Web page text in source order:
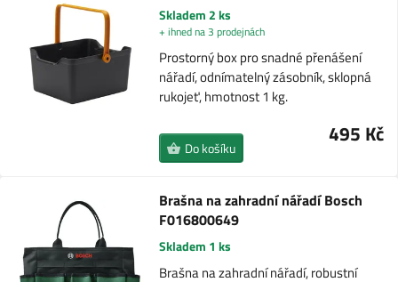
Skladem 2 ks
+ ihned na 3 prodejnách
Prostorný box pro snadné přenášení
nářadí, odnímatelný zásobník, sklopná
rukojeť, hmotnost 1 kg.
495 Kč
Do košíku
Brašna na zahradní nářadí Bosch
F016800649
Skladem 1 ks
Brašna na zahradní nářadí, robustní